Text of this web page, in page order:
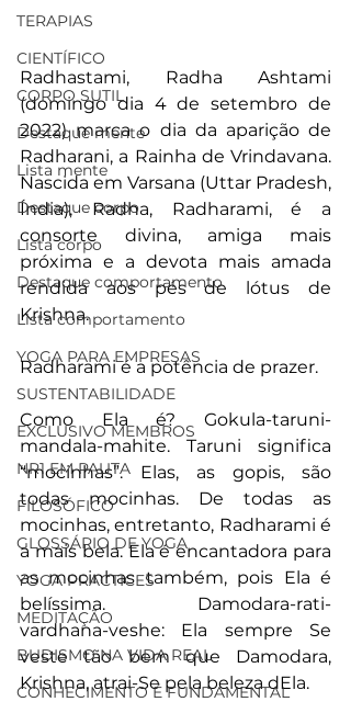
TERAPIAS
CIENTÍFICO
CORPO SUTIL
Destaque mente
Lista mente
Destaque corpo
Lista corpo
Destaque comportamento
Lista comportamento
YOGA PARA EMPRESAS
SUSTENTABILIDADE
EXCLUSIVO MEMBROS
NR1 EM PAUTA
FILOSÓFICO
GLOSSÁRIO DE YOGA
YOGA PRACTICES
MEDITAÇÃO
BUDISMO NA VIDA REAL
CONHECIMENTO É FUNDAMENTAL
Radhastami, Radha Ashtami
(domingo dia 4 de setembro de
2022) marca o dia da aparição de
Radharani, a Rainha de Vrindavana.
Nascida em Varsana (Uttar Pradesh,
Índia), Radha, Radharami, é a
consorte divina, amiga mais
próxima e a devota mais amada
rendida aos pés de lótus de
Krishna.
Radharami é a potência de prazer.
Como Ela é? Gokula-taruni-
mandala-mahite. Taruni significa
“mocinhas”. Elas, as gopis, são
todas mocinhas. De todas as
mocinhas, entretanto, Radharami é
a mais bela. Ela é encantadora para
as mocinhas também, pois Ela é
belíssima. Damodara-rati-
vardhana-veshe: Ela sempre Se
veste tão bem que Damodara,
Krishna, atrai-Se pela beleza dEla.